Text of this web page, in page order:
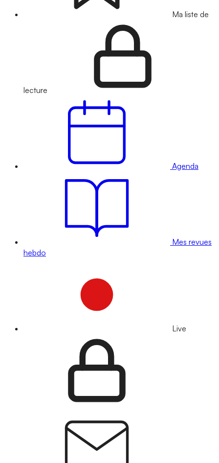
Ma liste de
lecture
Agenda
Mes revues
hebdo
Live